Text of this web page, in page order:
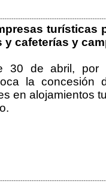
turísticas
cafeterías y
30 de abril, por
la concesión
en alojamientos